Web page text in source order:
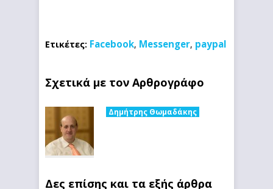
Ετικέτες: Facebook, Messenger, paypal
Σχετικά με τον Αρθρογράφο
Δημήτρης Θωμαδάκης
Δες επίσης και τα εξής άρθρα